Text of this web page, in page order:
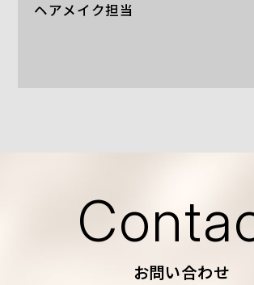
ヘアメイク担当
お問い合わせ